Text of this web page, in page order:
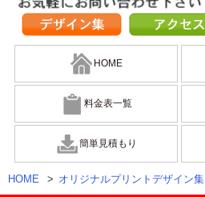
HOME
料金表一覧
簡単見積もり
HOME > オリジナルプリントデザイン集